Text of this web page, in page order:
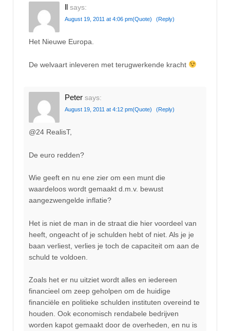
ll says:
August 19, 2011 at 4:06 pm(Quote) (Reply)
Het Nieuwe Europa.
De welvaart inleveren met terugwerkende kracht
Peter says:
August 19, 2011 at 4:12 pm(Quote) (Reply)
@24 RealisT,
De euro redden?
Wie geeft en nu ene zier om een munt die
waardeloos wordt gemaakt d.m.v. bewust
aangezwengelde inflatie?
Het is niet de man in de straat die hier voordeel van
heeft, ongeacht of je schulden hebt of niet. Als je je
baan verliest, verlies je toch de capaciteit om aan de
schuld te voldoen.
Zoals het er nu uitziet wordt alles en iedereen
financieel om zeep geholpen om de huidige
financiële en politieke schulden instituten overeind te
houden. Ook economisch rendabele bedrijven
worden kapot gemaakt door de overheden, en nu is